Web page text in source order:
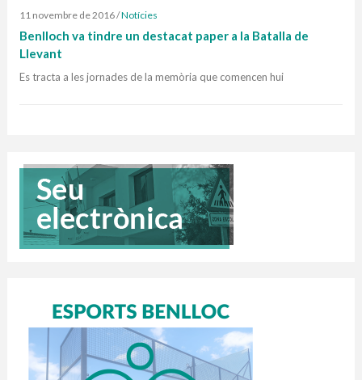
11 novembre de 2016/Notícies
Benlloch va tindre un destacat paper a la Batalla de
Llevant
Es tracta a les jornades de la memòria que comencen hui